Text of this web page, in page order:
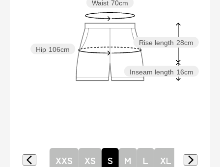
Rise length 28cm
Inseam length 16cm
Hip 106cm
Waist 70cm
XXS XS S M L XL